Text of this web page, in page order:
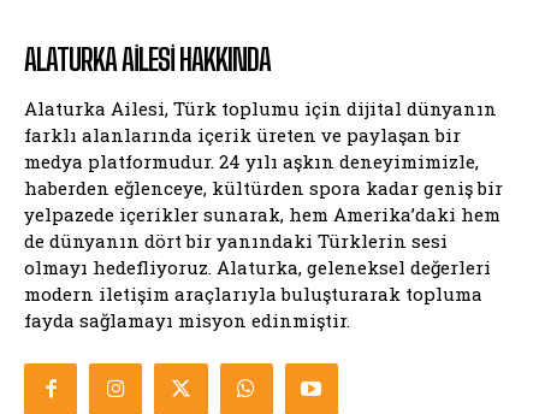
ALATURKA AILESI HAKKINDA
Alaturka Ailesi, Türk toplumu için dijital dünyanın
farklı alanlarında içerik üreten ve paylaşan bir
medya platformudur. 24 yılı aşkın deneyimimizle,
haberden eğlenceye, kültürden spora kadar geniş bir
yelpazede içerikler sunarak, hem Amerika’daki hem
de dünyanın dört bir yanındaki Türklerin sesi
olmayı hedefliyoruz. Alaturka, geleneksel değerleri
modern iletişim araçlarıyla buluşturarak topluma
fayda sağlamayı misyon edinmiştir.